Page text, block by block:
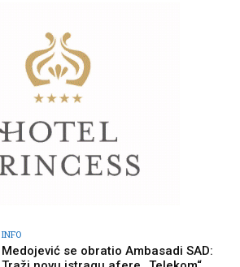
INFO
Medojević se obratio Ambasadi SAD: